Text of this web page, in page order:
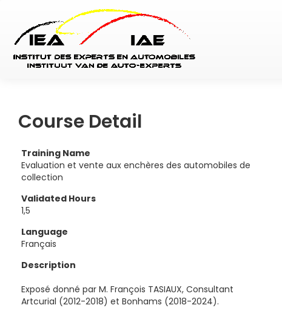
Course Detail
Training Name
Evaluation et vente aux enchères des automobiles de
collection
Validated Hours
1,5
Language
Français
Description
Exposé donné par M. François TASIAUX, Consultant
Artcurial (2012-2018) et Bonhams (2018-2024).